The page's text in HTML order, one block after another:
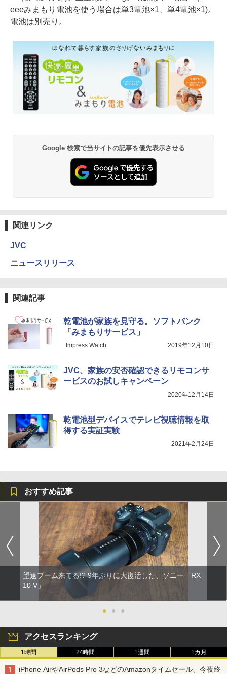
eeeみまもり電池を使う場合は単3電池×1、単4電池×1)。
電池は別売り。
Google 検索で当サイトの記事を優先表示させる
関連リンク
JVC
ニュースリリース
関連記事
乾電池が家族を見守る。ソフトバンク
「みまもりサービス」
Impress Watch 2019年12月10日
JVC、家族の安否確認できるリモコンサ
ービスのお試しキャンペーン
2020年12月14日
乾電池型デバイスでテレビ視聴情報を取
得する実証実験
2021年2月24日
おすすめ記事
望遠ブーム来てる!? 9年ぶりに大復活した、ソニー「RX
10 V」
● ● ●
アクセスランキング
1時間 24時間 1週間 1カ月
iPhone AirやAirPods Pro 3などのAmazonタイムセール、今夜終